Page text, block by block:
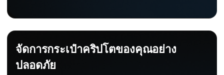
จัดการกระเป๋าคริปโตของคุณอย่าง
ปลอดภัย